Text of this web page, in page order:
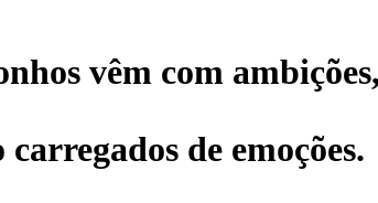
vêm com
carregados de emoções.